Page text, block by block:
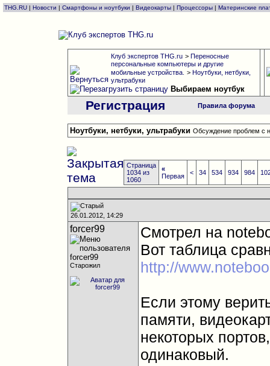
THG.RU | Новости | Смартфоны и ноутбуки | Видеокарты | Процессоры | Материнские
Клуб экспертов THG.ru > Переносные
персональные компьютеры и другие
мобильные устройства. > Ноутбуки, нетбуки,
ультрабуки
Выбираем ноутбук
Регистрация Правила форума
Ноутбуки, нетбуки, ультрабуки Обсуждение проблем с
Страница
1034 из
1060
«
Первая
< 34 534 934 984
26.01.2012, 14:29
forcer99
Старожил
Смотрел на
Вот таблица
http://
Если этому
памяти,
некоторых
одинаковый.